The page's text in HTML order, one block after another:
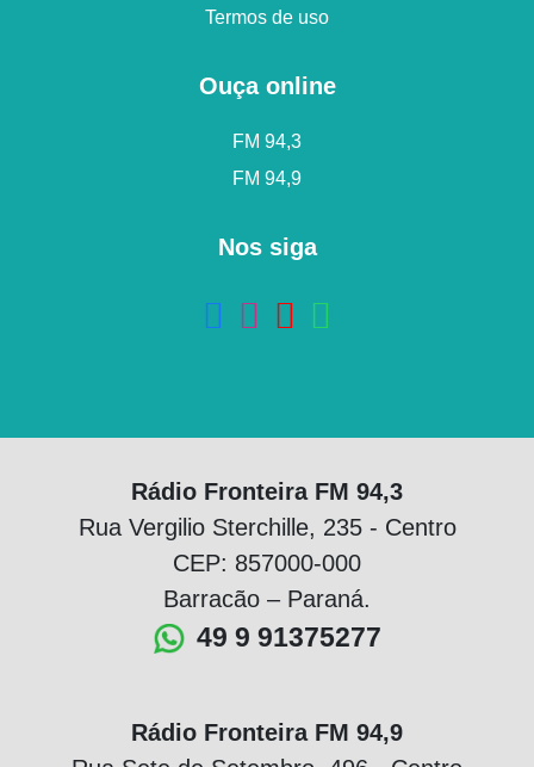
Termos de uso
Ouça online
FM 94,3
FM 94,9
Nos siga
Rádio Fronteira FM 94,3
Rua Vergilio Sterchille, 235 - Centro
CEP: 857000-000
Barracão – Paraná.
49 9 91375277
Rádio Fronteira FM 94,9